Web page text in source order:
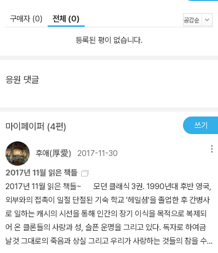
구매자 (0) 전체 (0)
등록된 평이 없습니다.
응원 댓글
마이페이퍼 (4편) 쓰기
후애(厚愛) 2017-11-30
2017년 11월 읽은 책들
2017년 11월 읽은 책들~ 모던 클래식 3권. 1990년대 후반 영국,
외부와의 접촉이 일절 단절된 기숙 학교 '헤일셤'을 졸업한 후 간병사
로 일하는 캐시의 시선을 통해 인간의 장기 이식을 목적으로 복제되
어 온 클론들의 사랑과 성, 슬픈 운명을 그리고 있다. 독자로 하여금
날것 그대로의 죽음과 상실 그리고 우리가 사랑하는 것들의 참을 수